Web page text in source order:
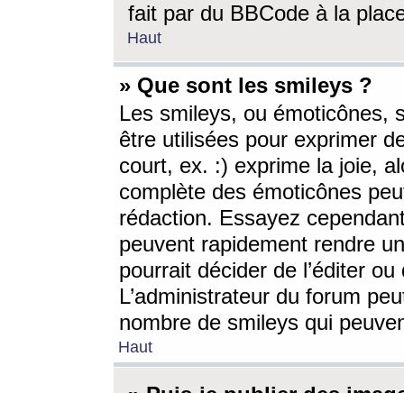
fait par du BBCode à la
Haut
» Que sont les smileys ?
Les smileys, ou émoticônes,
être utilisées pour exprimer
court, ex. :) exprime la joie,
complète des émoticônes
rédaction. Essayez
peuvent rapidement rendre
pourrait décider de l’éditer
L’administrateur du forum
nombre de smileys qui
Haut